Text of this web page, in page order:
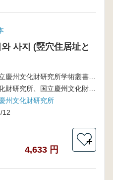
사지 (竪穴住居址と
国立慶州文化財研究所学術叢書108、昌山金正基著作集1(建築考古学編)
国立文化財研究所、国立慶州文化財研究所 編
州文化財研究所
12
4,633 円
＋